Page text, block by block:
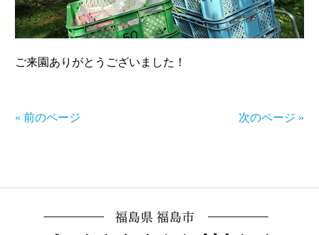
ご来園ありがとうございました！
« 前のページ 次のページ »